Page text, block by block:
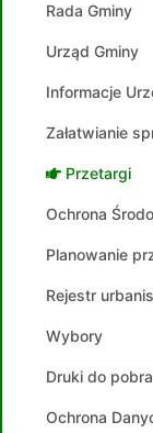
Rada Gminy
Urząd Gminy
Informacje
Załatwianie
Przetargi
Ochrona
Planowanie
Rejestr
Wybory
Druki do
Ochrona